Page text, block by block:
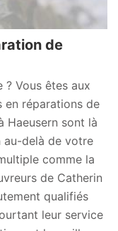
de
Vous êtes aux
en réparations de
Haeusern sont là
au-delà de votre
comme la
de Catherin
qualifiés
leur service